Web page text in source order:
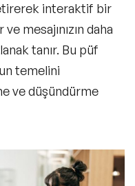
interaktif bir
mesajınızın daha
tanır. Bu püf
temelini
ve düşündürme